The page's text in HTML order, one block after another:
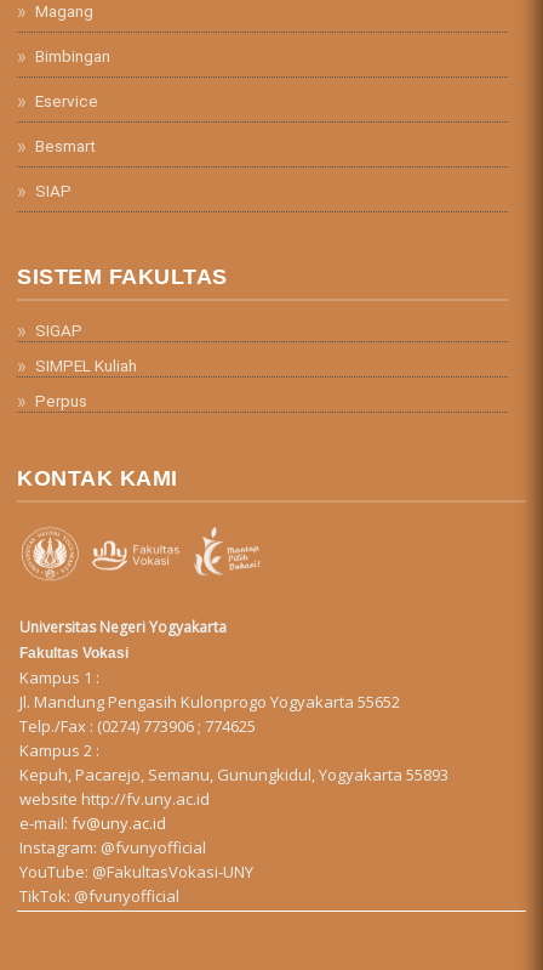
Magang
Bimbingan
Eservice
Besmart
SIAP
SISTEM FAKULTAS
SIGAP
SIMPEL Kuliah
Perpus
KONTAK KAMI
Universitas Negeri Yogyakarta
Fakultas Vokasi
Kampus 1 :
Jl. Mandung Pengasih Kulonprogo Yogyakarta 55652
Telp./Fax : (0274) 773906 ; 774625
Kampus 2 :
Kepuh, Pacarejo, Semanu, Gunungkidul, Yogyakarta 55893
website http://fv.uny.ac.id
e-mail:fv@uny.ac.id
Instagram: @fvunyofficial
YouTube: @FakultasVokasi-UNY
TikTok: @fvunyofficial